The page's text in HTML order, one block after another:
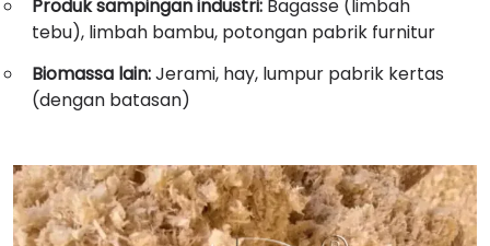
Produk sampingan industri: Bagasse (limbah
tebu), limbah bambu, potongan pabrik furnitur
Biomassa lain:Jerami, hay, lumpur pabrik kertas
(dengan batasan)